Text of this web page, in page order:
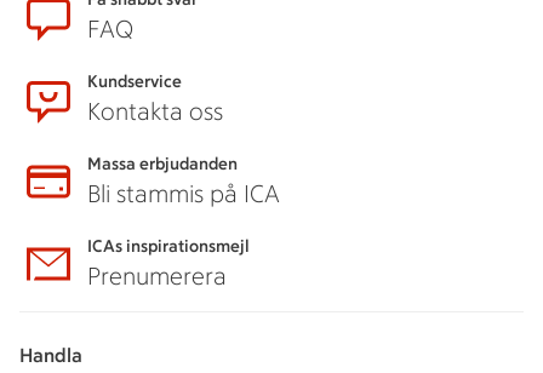
FAQ
Kundservice
Kontakta oss
Massa erbjudanden
Bli stammis på ICA
ICAs inspirationsmejl
Prenumerera
Handla